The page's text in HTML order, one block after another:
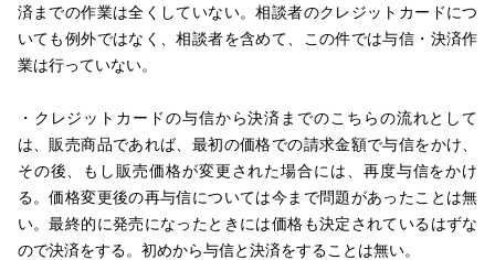
済までの作業は全くしていない。相談者のクレジットカードにつ
いても例外ではなく、相談者を含めて、この件では与信・決済作
業は行っていない。
・クレジットカードの与信から決済までのこちらの流れとして
は、販売商品であれば、最初の価格での請求金額で与信をかけ、
その後、もし販売価格が変更された場合には、再度与信をかけ
る。価格変更後の再与信については今まで問題があったことは無
い。最終的に発売になったときには価格も決定されているはずな
ので決済をする。初めから与信と決済をすることは無い。